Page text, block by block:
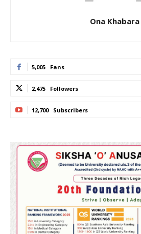
Ona Khabara
5,005 Fans
2,475 Followers
12,700 Subscribers